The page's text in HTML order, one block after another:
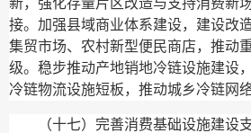
新，强化存量片区改造与支持消费新
接。加强县域商业体系建设，建设改
集贸市场、农村新型便民商店，推动
级。稳步推动产地销地冷链设施建设
冷链物流设施短板，推动城乡冷链网
（十七）完善消费基础设施建设